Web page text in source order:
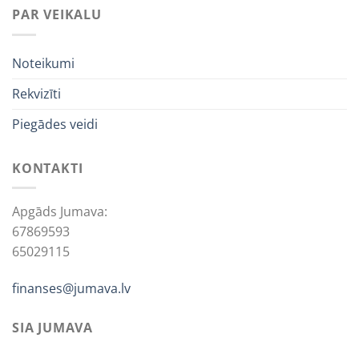
PAR VEIKALU
Noteikumi
Rekvizīti
Piegādes veidi
KONTAKTI
Apgāds Jumava:
67869593
65029115
finanses@jumava.lv
SIA JUMAVA